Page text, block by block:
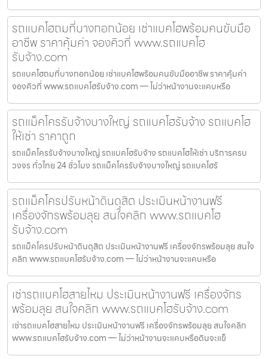
รถแบคโฮถมที่บางกอกน้อย เช่าแบคโฮพร้อมคนขับมือ
อาชีพ ราคาคุ้มค่า จองคิวที่ www.รถแบคโฮ
รับจ้าง.com
รถแบคโฮถมที่บางกอกน้อย เช่าแบคโฮพร้อมคนขับมืออาชีพ ราคาคุ้มค่า
จองคิวที่ www.รถแบคโฮรับจ้าง.com — ไม่ว่าหน้างานจะแคบหรือ
รถแม็คโครรับจ้างบางใหญ่ รถแบคโฮรับจ้าง รถแบคโฮ
ให้เช่า ราคาถูก
รถแม็คโครรับจ้างบางใหญ่ รถแบคโฮรับจ้าง รถแบคโฮให้เช่า บริการครบ
วงจร ทั่วไทย 24 ชั่วโมง รถแม็คโครรับจ้างบางใหญ่ รถแบคโฮรั
รถแม็คโครปรับหน้าดินดุสิต ประเมินหน้างานฟรี
เครื่องจักรพร้อมลุย สนใจคลิก www.รถแบคโฮ
รับจ้าง.com
รถแม็คโครปรับหน้าดินดุสิต ประเมินหน้างานฟรี เครื่องจักรพร้อมลุย สนใจ
คลิก www.รถแบคโฮรับจ้าง.com — ไม่ว่าหน้างานจะแคบหรือ
เช่ารถแบคโฮสายไหม ประเมินหน้างานฟรี เครื่องจักร
พร้อมลุย สนใจคลิก www.รถแบคโฮรับจ้าง.com
เช่ารถแบคโฮสายไหม ประเมินหน้างานฟรี เครื่องจักรพร้อมลุย สนใจคลิก
www.รถแบคโฮรับจ้าง.com — ไม่ว่าหน้างานจะแคบหรือดินจะแข็